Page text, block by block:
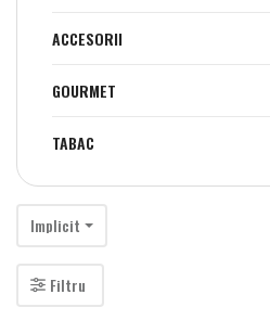
ACCESORII
GOURMET
TABAC
Implicit
Filtru